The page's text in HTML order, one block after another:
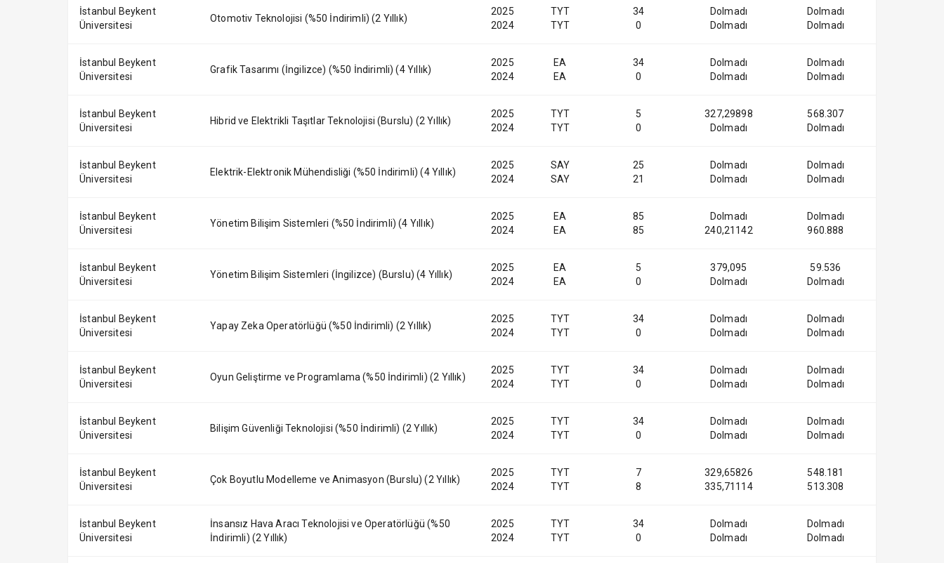
İstanbul Beykent
Üniversitesi
Otomotiv Teknolojisi (%50 İndirimli) (2 Yıllık)
2025
2024
TYT
TYT
34
0
Dolmadı
Dolmadı
Dolmadı
Dolmadı
İstanbul Beykent
Üniversitesi
Grafik Tasarımı (İngilizce) (%50 İndirimli) (4 Yıllık)
2025
2024
EA
EA
34
0
Dolmadı
Dolmadı
Dolmadı
Dolmadı
İstanbul Beykent
Üniversitesi
Hibrid ve Elektrikli Taşıtlar Teknolojisi (Burslu) (2 Yıllık)
2025
2024
TYT
TYT
5
0
327,29898
Dolmadı
568.307
Dolmadı
İstanbul Beykent
Üniversitesi
Elektrik-Elektronik Mühendisliği (%50 İndirimli) (4 Yıllık)
2025
2024
SAY
SAY
25
21
Dolmadı
Dolmadı
Dolmadı
Dolmadı
İstanbul Beykent
Üniversitesi
Yönetim Bilişim Sistemleri (%50 İndirimli) (4 Yıllık)
2025
2024
EA
EA
85
85
Dolmadı
240,21142
Dolmadı
960.888
İstanbul Beykent
Üniversitesi
Yönetim Bilişim Sistemleri (İngilizce) (Burslu) (4 Yıllık)
2025
2024
EA
EA
5
0
379,095
Dolmadı
59.536
Dolmadı
İstanbul Beykent
Üniversitesi
Yapay Zeka Operatörlüğü (%50 İndirimli) (2 Yıllık)
2025
2024
TYT
TYT
34
0
Dolmadı
Dolmadı
Dolmadı
Dolmadı
İstanbul Beykent
Üniversitesi
Oyun Geliştirme ve Programlama (%50 İndirimli) (2 Yıllık)
2025
2024
TYT
TYT
34
0
Dolmadı
Dolmadı
Dolmadı
Dolmadı
İstanbul Beykent
Üniversitesi
Bilişim Güvenliği Teknolojisi (%50 İndirimli) (2 Yıllık)
2025
2024
TYT
TYT
34
0
Dolmadı
Dolmadı
Dolmadı
Dolmadı
İstanbul Beykent
Üniversitesi
Çok Boyutlu Modelleme ve Animasyon (Burslu) (2 Yıllık)
2025
2024
TYT
TYT
7
8
329,65826
335,71114
548.181
513.308
İstanbul Beykent
Üniversitesi
İnsansız Hava Aracı Teknolojisi ve Operatörlüğü (%50
İndirimli) (2 Yıllık)
2025
2024
TYT
TYT
34
0
Dolmadı
Dolmadı
Dolmadı
Dolmadı